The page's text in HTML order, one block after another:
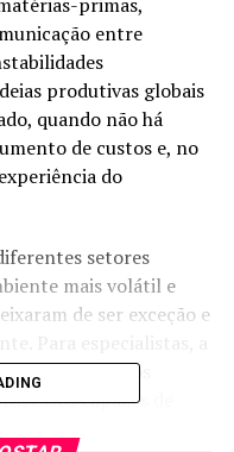
entre
produtivas globais
quando não há
de custos e, no
do
setores
mais volátil e
de ser exceção e
aos
capazes de